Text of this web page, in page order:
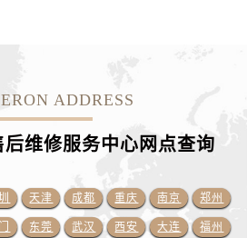
湖南省益阳市赫山区桃花仑路江诗丹顿售后服务中心（需提前预约）
湖南省岳阳市岳阳楼区东茅岭路江诗丹顿售后服务中心（需提前预约）
湖南省张家界市永定区解放路江诗丹顿售后服务中心（需提前预约）
ADDRESS
维修服务中心网点查询
天津 成都 重庆 南京 郑州
东莞 武汉 西安 大连 福州